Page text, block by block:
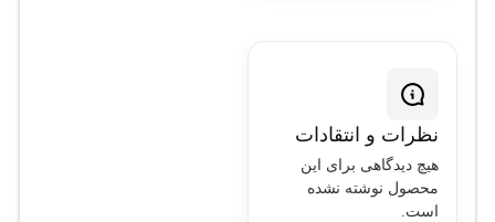
نظرات و انتقادات
هیچ دیدگاهی برای این
محصول نوشته نشده
است.